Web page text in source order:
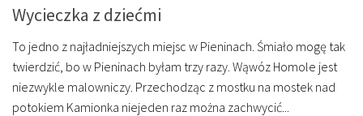
Wycieczka z dziećmi
To jedno z najładniejszych miejsc w Pieninach. Śmiało mogę tak
twierdzić, bo w Pieninach byłam trzy razy. Wąwóz Homole jest
niezwykle malowniczy. Przechodząc z mostku na mostek nad
potokiem Kamionka niejeden raz można zachwycić...